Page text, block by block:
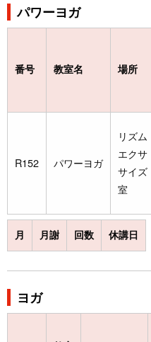
パワーヨガ
番号 教室名 場所
R152 パワーヨガ
リズム
エクサ
サイズ
室
月 月謝 回数 休講日
ヨガ